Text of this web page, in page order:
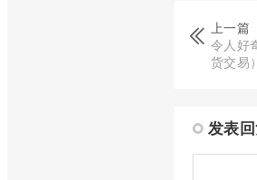
上一篇
令人好
货交易）
发表